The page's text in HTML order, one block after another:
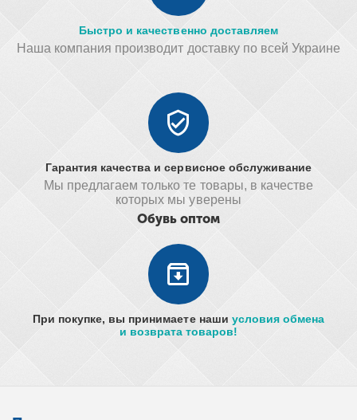
Быстро и качественно доставляем
Наша компания производит доставку по всей Украине
Гарантия качества и сервисное обслуживание
Мы предлагаем только те товары, в качестве
которых мы уверены
Обувь оптом
При покупке, вы принимаете наши условия обмена
и возврата товаров!